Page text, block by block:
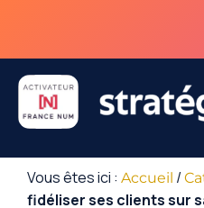
Vous êtes ici : Accueil /
fidéliser ses clients sur